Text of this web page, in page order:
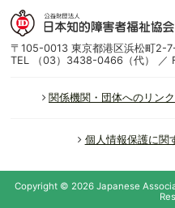
〒105-0013 東京都港区浜松町2-
TEL （03）3438-0466（代） ／
関係機関・団体へのリンク
個人情報保護に関
Copyright © 2026 Japanese